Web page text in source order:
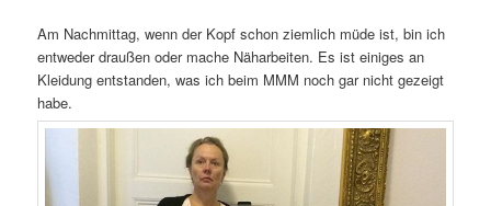
Am Nachmittag, wenn der Kopf schon ziemlich müde ist, bin ich
entweder draußen oder mache Näharbeiten. Es ist einiges an
Kleidung entstanden, was ich beim MMM noch gar nicht gezeigt
habe.